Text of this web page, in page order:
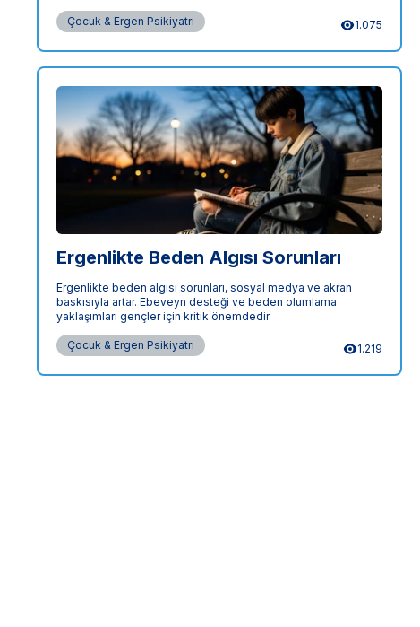
Çocuk & Ergen Psikiyatri 1.075
Ergenlikte Beden Algısı Sorunları
Ergenlikte beden algısı sorunları, sosyal medya ve akran
baskısıyla artar. Ebeveyn desteği ve beden olumlama
yaklaşımları gençler için kritik önemdedir.
Çocuk & Ergen Psikiyatri 1.219